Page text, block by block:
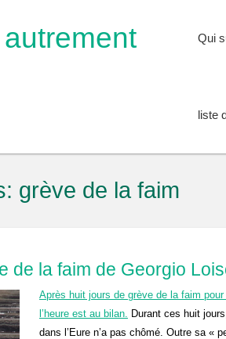
Qui
liste
grève de la faim
de la faim de Georgio
Après huit jours de grève de la faim
l’heure est au bilan. Durant ces huit
dans l’Eure n’a pas chômé. Outre sa «